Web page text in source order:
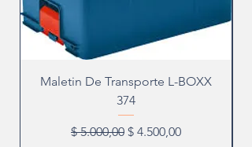
Maletin De Transporte L-BOXX
374
Precio
$ 5.000,00 Precio de oferta
$ 4.500,00